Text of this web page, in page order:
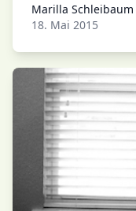
Marilla Schleibaum
Marilla Schleibaum
18. Mai 2015